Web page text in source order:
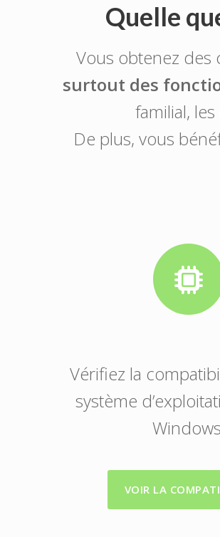
Quelle
Vous obtenez des
surtout des
familial,
De plus, vous
Vérifiez la
système
VOIR LA